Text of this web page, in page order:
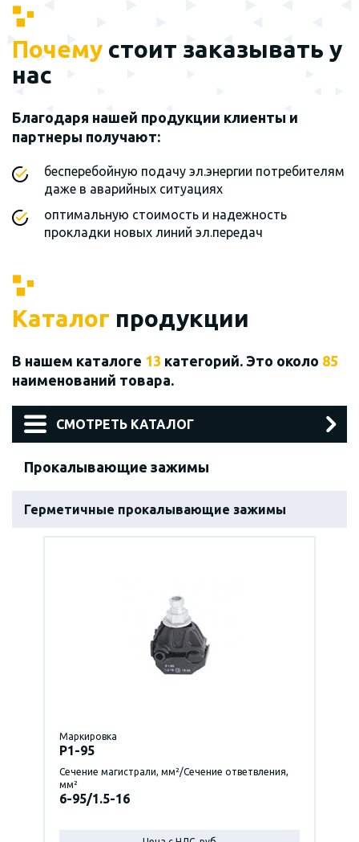
Почему стоит заказывать у
нас
Благодаря нашей продукции клиенты и
партнеры получают:
бесперебойную подачу эл.энергии потребителям
даже в аварийных ситуациях
оптимальную стоимость и надежность
прокладки новых линий эл.передач
Каталог продукции
В нашем каталоге 13 категорий. Это около 85
наименований товара.
СМОТРЕТЬ КАТАЛОГ
Прокалывающие зажимы
Герметичные прокалывающие зажимы
Маркировка
P1-95
Сечение магистрали, мм²/Сечение ответвления,
мм²
6-95/1.5-16